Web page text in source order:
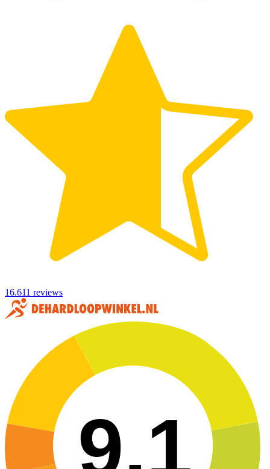
16.611 reviews
9,1